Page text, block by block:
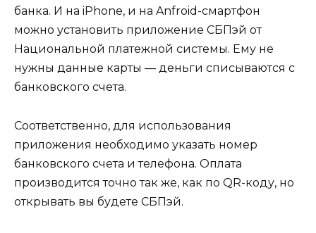
банка. И на iPhone, и на Anfroid-смартфон
можно установить приложение СБПэй от
Национальной платежной системы. Ему не
нужны данные карты — деньги списываются с
банковского счета.
Соответственно, для использования
приложения необходимо указать номер
банковского счета и телефона. Оплата
производится точно так же, как по QR-коду, но
открывать вы будете СБПэй.